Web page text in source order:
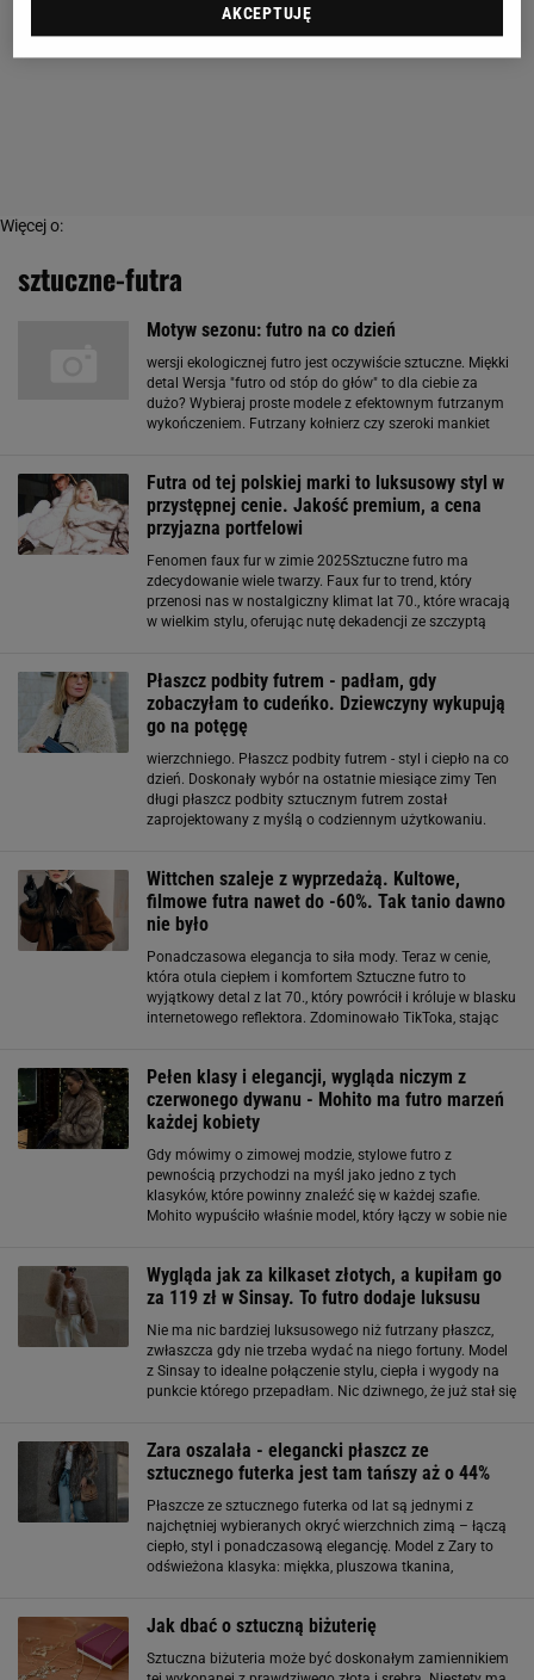
Więcej o:
sztuczne-futra
Motyw sezonu: futro na co dzień
wersji ekologicznej futro jest oczywiście sztuczne. Miękki
detal Wersja "futro od stóp do głów" to dla ciebie za
dużo? Wybieraj proste modele z efektownym futrzanym
wykończeniem. Futrzany kołnierz czy szeroki mankiet
Futra od tej polskiej marki to luksusowy styl w
przystępnej cenie. Jakość premium, a cena
przyjazna portfelowi
Fenomen faux fur w zimie 2025Sztuczne futro ma
zdecydowanie wiele twarzy. Faux fur to trend, który
przenosi nas w nostalgiczny klimat lat 70., które wracają
w wielkim stylu, oferując nutę dekadencji ze szczyptą
Płaszcz podbity futrem - padłam, gdy
zobaczyłam to cudeńko. Dziewczyny wykupują
go na potęgę
wierzchniego. Płaszcz podbity futrem - styl i ciepło na co
dzień. Doskonały wybór na ostatnie miesiące zimy Ten
długi płaszcz podbity sztucznym futrem został
zaprojektowany z myślą o codziennym użytkowaniu.
Wittchen szaleje z wyprzedażą. Kultowe,
filmowe futra nawet do -60%. Tak tanio dawno
nie było
Ponadczasowa elegancja to siła mody. Teraz w cenie,
która otula ciepłem i komfortem Sztuczne futro to
wyjątkowy detal z lat 70., który powrócił i króluje w blasku
internetowego reflektora. Zdominowało TikToka, stając
Pełen klasy i elegancji, wygląda niczym z
czerwonego dywanu - Mohito ma futro marzeń
każdej kobiety
Gdy mówimy o zimowej modzie, stylowe futro z
pewnością przychodzi na myśl jako jedno z tych
klasyków, które powinny znaleźć się w każdej szafie.
Mohito wypuściło właśnie model, który łączy w sobie nie
Wygląda jak za kilkaset złotych, a kupiłam go
za 119 zł w Sinsay. To futro dodaje luksusu
Nie ma nic bardziej luksusowego niż futrzany płaszcz,
zwłaszcza gdy nie trzeba wydać na niego fortuny. Model
z Sinsay to idealne połączenie stylu, ciepła i wygody na
punkcie którego przepadłam. Nic dziwnego, że już stał się
Zara oszalała - elegancki płaszcz ze
sztucznego futerka jest tam tańszy aż o 44%
Płaszcze ze sztucznego futerka od lat są jednymi z
najchętniej wybieranych okryć wierzchnich zimą – łączą
ciepło, styl i ponadczasową elegancję. Model z Zary to
odświeżona klasyka: miękka, pluszowa tkanina,
Jak dbać o sztuczną biżuterię
Sztuczna biżuteria może być doskonałym zamiennikiem
AKCEPTUJĘ